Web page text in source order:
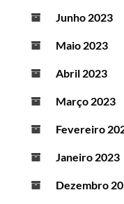
Junho 2023
Maio 2023
Abril 2023
Março 2023
Fevereiro
Janeiro 2023
Dezembro